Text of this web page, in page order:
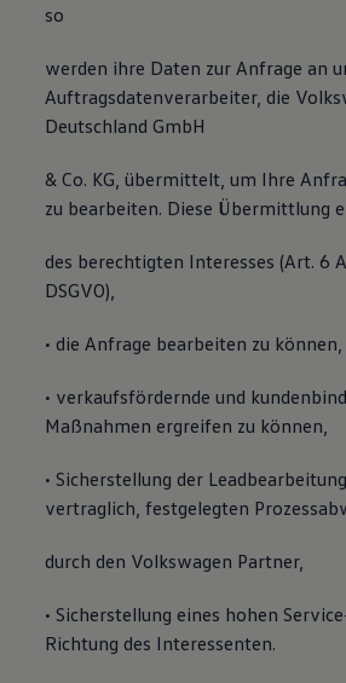
so
werden ihre Daten zur Anfrage an
Auftragsdatenverarbeiter, die
Deutschland GmbH
& Co. KG, übermittelt, um Ihre
zu bearbeiten. Diese Übermittlung
des berechtigten Interesses (Art. 6
DSGVO),
• die Anfrage bearbeiten zu können,
• verkaufsfördernde und
Maßnahmen ergreifen zu können,
• Sicherstellung der
vertraglich, festgelegten
durch den Volkswagen Partner,
• Sicherstellung eines hohen
Richtung des Interessenten.